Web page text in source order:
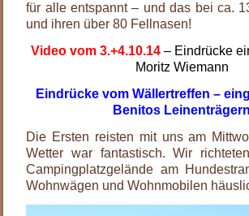
für alle entspannt – und das bei ca.
und ihren über 80 Fellnasen!
Video vom 3.+4.10.14 – Eindrücke
Moritz Wiemann
Eindrücke vom Wällertreffen –
Benitos Leinenträgern
Die Ersten reisten mit uns am
Wetter war fantastisch. Wir
Campingplatzgelände am
Wohnwägen und Wohnmobilen